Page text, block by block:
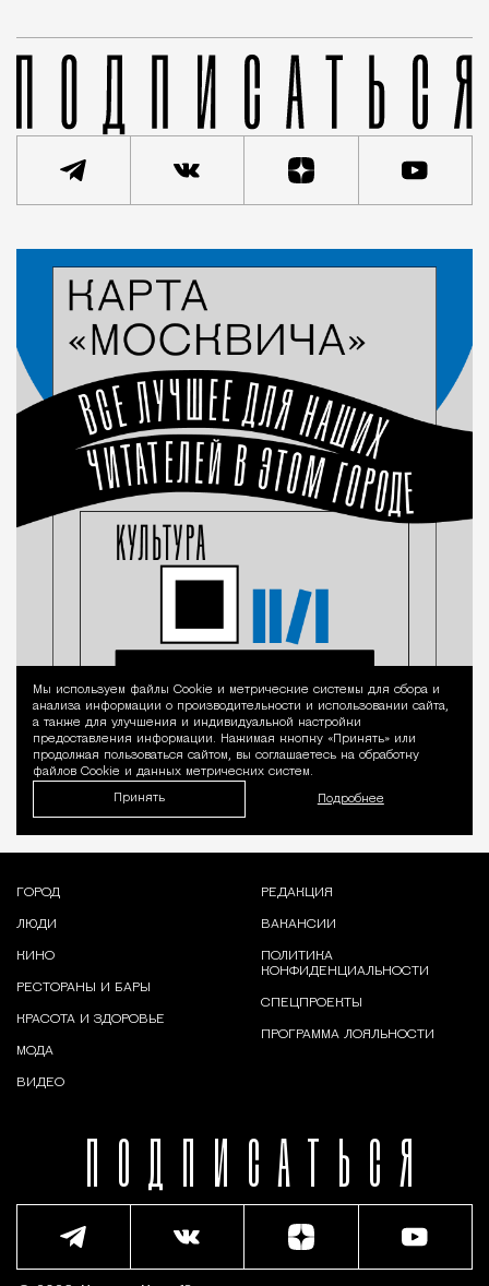
Уведомление
Мы используем файлы Сookie и метрические системы для сбора и
анализа информации о производительности и использовании сайта,
а также для улучшения и индивидуальной настройки
предоставления информации. Нажимая кнопку «Принять» или
продолжая пользоваться сайтом, вы соглашаетесь на обработку
файлов Cookie и данных метрических систем.
Принять Подробнее
ПОДПИСАТЬСЯ
ГОРОД
ЛЮДИ
КИНО
РЕСТОРАНЫ И БАРЫ
КРАСОТА И ЗДОРОВЬЕ
МОДА
ВИДЕО
РЕДАКЦИЯ
ВАКАНСИИ
ПОЛИТИКА
КОНФИДЕНЦИАЛЬНОСТИ
СПЕЦПРОЕКТЫ
ПРОГРАММА ЛОЯЛЬНОСТИ